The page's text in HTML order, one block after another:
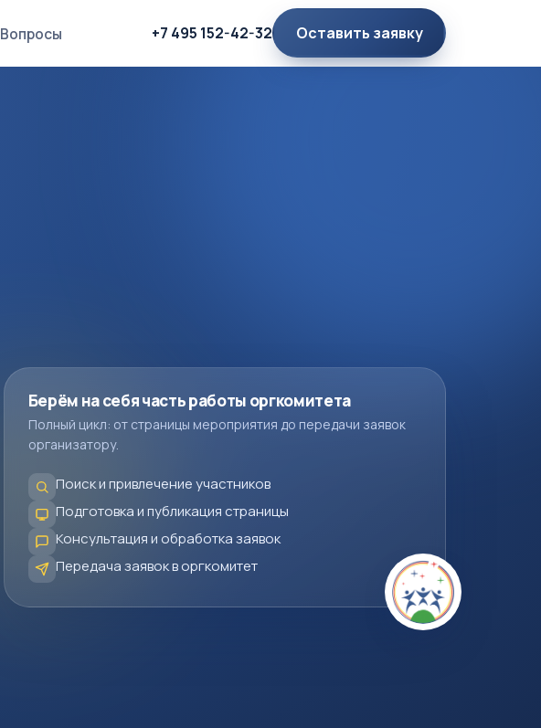
Вопросы +7 495 152-42-32 Оставить заявку
Берём на себя часть работы оргкомитета
Полный цикл: от страницы мероприятия до передачи заявок
организатору.
Поиск и привлечение участников
Подготовка и публикация страницы
Консультация и обработка заявок
Передача заявок в оргкомитет